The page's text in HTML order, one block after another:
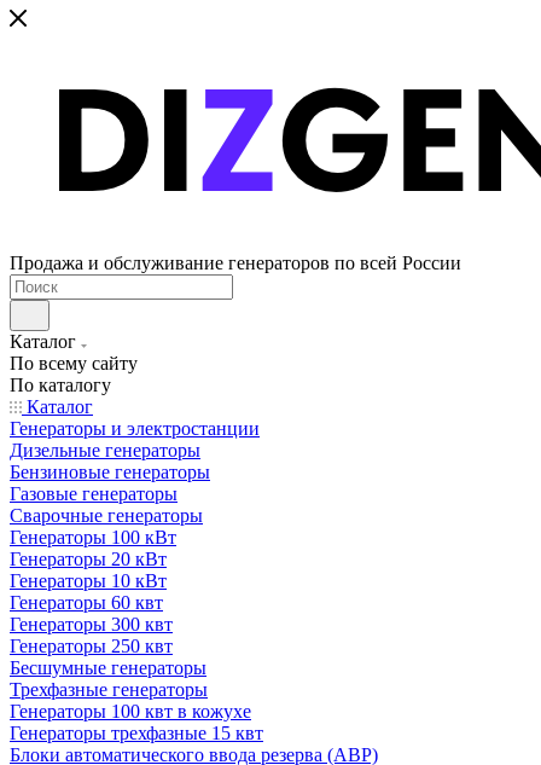
Продажа и обслуживание генераторов по всей России
Каталог
По всему сайту
По каталогу
Каталог
Генераторы и электростанции
Дизельные генераторы
Бензиновые генераторы
Газовые генераторы
Сварочные генераторы
Генераторы 100 кВт
Генераторы 20 кВт
Генераторы 10 кВт
Генераторы 60 квт
Генераторы 300 квт
Генераторы 250 квт
Бесшумные генераторы
Трехфазные генераторы
Генераторы 100 квт в кожухе
Генераторы трехфазные 15 квт
Блоки автоматического ввода резерва (АВР)